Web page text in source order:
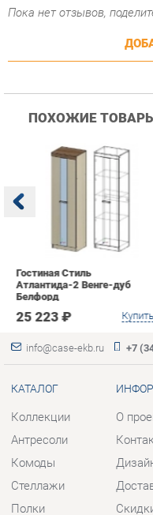
ПОХОЖИЕ ТОВАРЫ
Атлантида-2 Венге-дуб
25 223 ₽
info@case-ekb.ru +7
КАТАЛОГ
Комоды
Полки
Тумбы
Шкафы
Комплектующие
Дизайн